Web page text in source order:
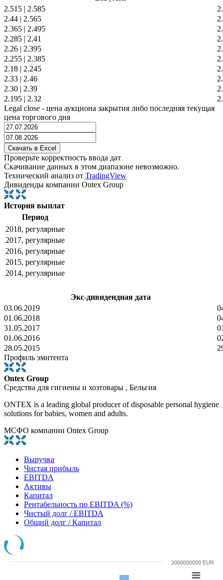
2.515 | 2.585
2.44 | 2.565
2.365 | 2.495
2.285 | 2.41
2.26 | 2.395
2.255 | 2.385
2.18 | 2.245
2.33 | 2.46
2.30 | 2.39
2.195 | 2.32
Legal close - цена аукциона закрытия либо последняя текущая
цена торгового дня
Проверьте корректность ввода дат
Скачивание данных в этом диапазоне невозможно.
Технический анализ от TradingView
Дивиденды компании Ontex Group
История выплат
Период
2018, регулярные
2017, регулярные
2016, регулярные
2015, регулярные
2014, регулярные
Экс-дивидендная дата
03.06.2019
01.06.2018
31.05.2017
01.06.2016
28.05.2015
Профиль эмитента
Ontex Group
Средства для гигиены и хозтовары , Бельгия
ONTEX is a leading global producer of disposable personal hygiene
solutions for babies, women and adults.
МСФО компании Ontex Group
Выручка
Чистая прибыль
EBITDA
Активы
Капитал
Рентабельность по EBITDA (%)
Чистый долг / EBITDA
Общий долг / Капитал
2000000000 EUR